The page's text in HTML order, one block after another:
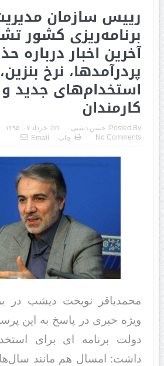
رییس سازمان
برنامه‌ریزی کشور
آخرین اخبار درباره
پردرآمدها، نرخ بنزین،
استخدام‌های جدید
کارمندان
Posted By: حسن دشتی on: خرداد ۰۷, ۱۳۹۵
No Comments
چاپ Email
محمدباقر نوبخت دیشب در
ویژه خبری در پاسخ به این
دولت برنامه ای برای
داشت: امسال هم مانند